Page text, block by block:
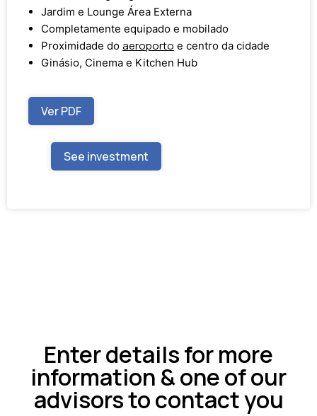
Jardim e Lounge Área Externa
Completamente equipado e mobilado
Proximidade do aeroporto e centro da cidade
Ginásio, Cinema e Kitchen Hub
Ver PDF
See investment
Enter details for more
information & one of our
advisors to contact you